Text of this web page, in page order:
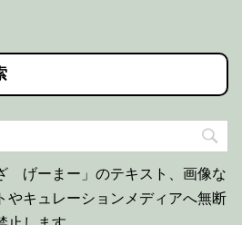
げーまー」のテキスト、画像な
やキュレーションメディアへ無断